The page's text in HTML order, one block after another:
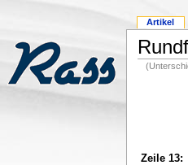
Zeile 13:
Artikel